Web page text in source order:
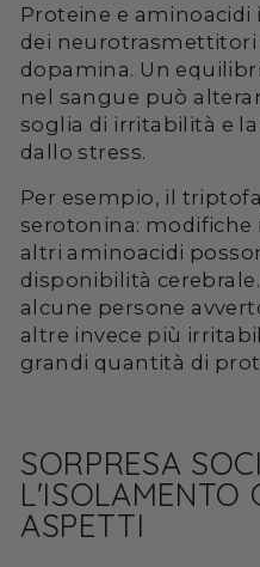
Proteine e
dei neurotrasmettitori
dopamina. Un
nel sangue può
soglia di irritabilità e
dallo stress.
Per esempio, il
serotonina:
altri aminoacidi
disponibilità
alcune persone
altre invece più
grandi quantità di
SORPRESA
L'ISOLAMENTO
ASPETTI